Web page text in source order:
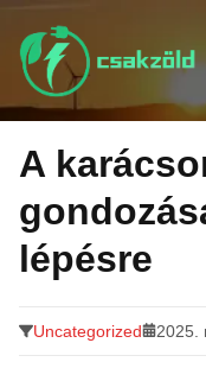
Tovább
tartalomra
A
lépésre
Uncategorized 2025.